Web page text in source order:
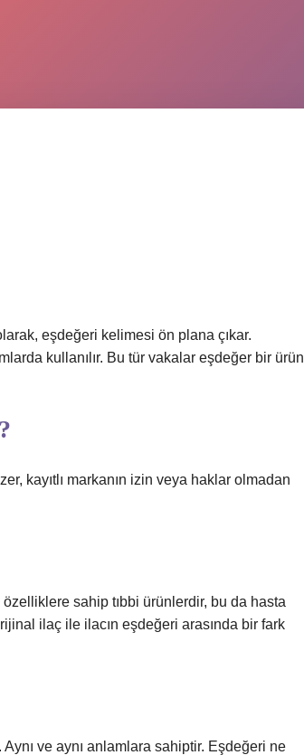
eşdeğeri kelimesi ön plana çıkar.
kullanılır. Bu tür vakalar eşdeğer bir ürün
kayıtlı markanın izin veya haklar olmadan
sahip tıbbi ürünlerdir, bu da hasta
ilaç ile ilacın eşdeğeri arasında bir fark
ve aynı anlamlara sahiptir. Eşdeğeri ne